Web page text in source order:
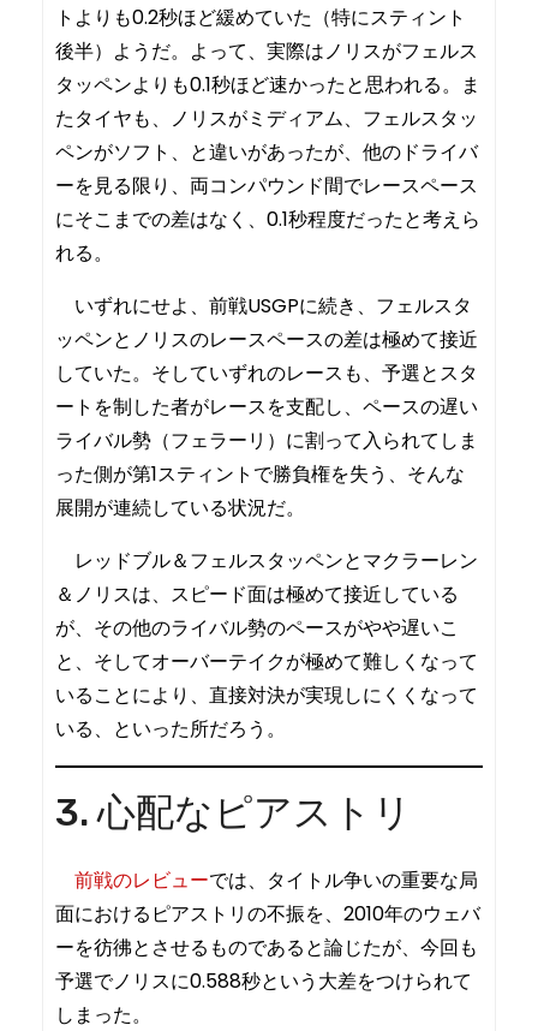
トよりも0.2秒ほど緩めていた（特にスティント
後半）ようだ。よって、実際はノリスがフェルス
タッペンよりも0.1秒ほど速かったと思われる。ま
たタイヤも、ノリスがミディアム、フェルスタッ
ペンがソフト、と違いがあったが、他のドライバ
ーを見る限り、両コンパウンド間でレースペース
にそこまでの差はなく、0.1秒程度だったと考えら
れる。
いずれにせよ、前戦USGPに続き、フェルスタ
ッペンとノリスのレースペースの差は極めて接近
していた。そしていずれのレースも、予選とスタ
ートを制した者がレースを支配し、ペースの遅い
ライバル勢（フェラーリ）に割って入られてしま
った側が第1スティントで勝負権を失う、そんな
展開が連続している状況だ。
レッドブル＆フェルスタッペンとマクラーレン
＆ノリスは、スピード面は極めて接近している
が、その他のライバル勢のペースがやや遅いこ
と、そしてオーバーテイクが極めて難しくなって
いることにより、直接対決が実現しにくくなって
いる、といった所だろう。
3. 心配なピアストリ
前戦のレビューでは、タイトル争いの重要な局
面におけるピアストリの不振を、2010年のウェバ
ーを彷彿とさせるものであると論じたが、今回も
予選でノリスに0.588秒という大差をつけられて
しまった。